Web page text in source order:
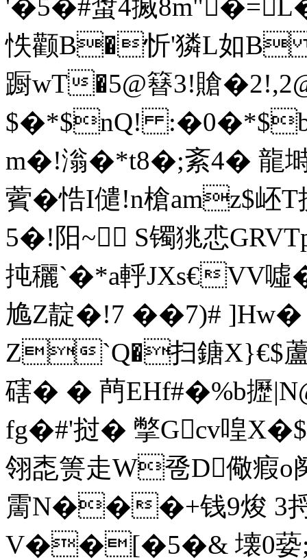
'�5�#螀4搣8m"�=
怢颧B�忻'獜L如
蹰wT�5@簮3!賶
$�*$nQ!
m�!滃�*t8�;紊4� 龍
薲 � 悎I儙!n槍amz$岯
5�!阳~ S镯狣怷
扽穲`�*a軤JXs€VV
尯Z靛�!7 ��7)#
Z`Q�扫鎕X}€$
磍� � 菛EHf#�%b攊
fg�#'挝� 撆Gcv喤
翎唜箦走W卺D儆瘕o
霌 N���+钱9焌 3
V��[�5�& 壊0蒆;